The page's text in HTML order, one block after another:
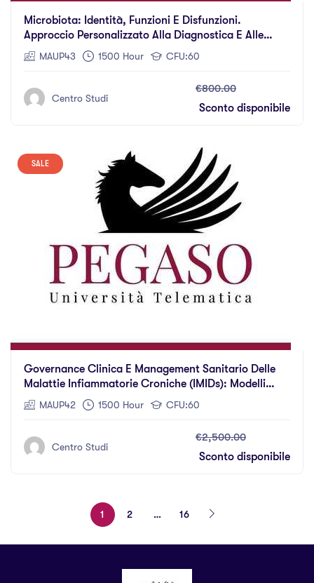
Microbiota: Identità, Funzioni E Disfunzioni.
Approccio Personalizzato Alla Diagnostica E Alle
Corrette Terapie Di Reimpianto
MAUP43 1500 Hour CFU:60
Centro Studi
€800.00
Sconto disponibile
SALE
Governance Clinica E Management Sanitario Delle
Malattie Infiammatorie Croniche (IMIDs): Modelli
Integrati Per La Gestione Di Disordini Intestinali E
Sistemici Indotti Da Fattori Genetici, Alimentari,
MAUP42 1500 Hour CFU:60
Centro Studi
€2,500.00
Sconto disponibile
1 2 … 16